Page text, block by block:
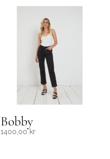
Bobby
1400,00kr